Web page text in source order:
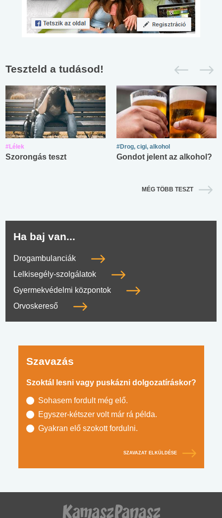
Teszteld a tudásod!
#Lélek
Szorongás teszt
#Drog, cigi, alkohol
Gondot jelent az alkohol?
MÉG TÖBB TESZT
Ha baj van...
Drogambulanciák
Lelkisegély-szolgálatok
Gyermekvédelmi központok
Orvoskereső
Szavazás
Szoktál lesni vagy puskázni dolgozatíráskor?
Sohasem fordult még elő.
Egyszer-kétszer volt már rá példa.
Gyakran elő szokott fordulni.
SZAVAZAT ELKÜLDÉSE